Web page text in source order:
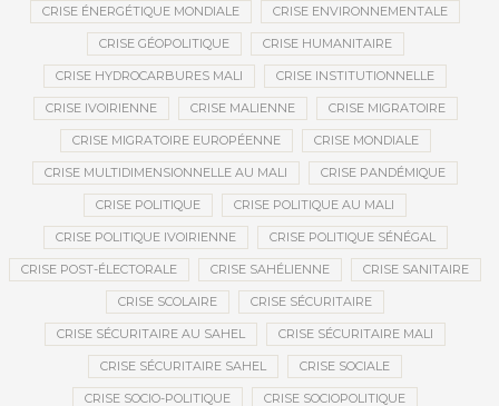
CRISE ÉNERGÉTIQUE MONDIALE CRISE ENVIRONNEMENTALE
CRISE GÉOPOLITIQUE CRISE HUMANITAIRE
CRISE HYDROCARBURES MALI CRISE INSTITUTIONNELLE
CRISE IVOIRIENNE CRISE MALIENNE CRISE MIGRATOIRE
CRISE MIGRATOIRE EUROPÉENNE CRISE MONDIALE
CRISE MULTIDIMENSIONNELLE AU MALI CRISE PANDÉMIQUE
CRISE POLITIQUE CRISE POLITIQUE AU MALI
CRISE POLITIQUE IVOIRIENNE CRISE POLITIQUE SÉNÉGAL
CRISE POST-ÉLECTORALE CRISE SAHÉLIENNE CRISE SANITAIRE
CRISE SCOLAIRE CRISE SÉCURITAIRE
CRISE SÉCURITAIRE AU SAHEL CRISE SÉCURITAIRE MALI
CRISE SÉCURITAIRE SAHEL CRISE SOCIALE
CRISE SOCIO-POLITIQUE CRISE SOCIOPOLITIQUE